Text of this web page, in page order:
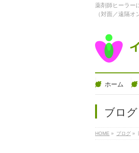
薬剤師ヒーラー
（対面／遠隔
ホーム
ブログ
HOME » ブログ »